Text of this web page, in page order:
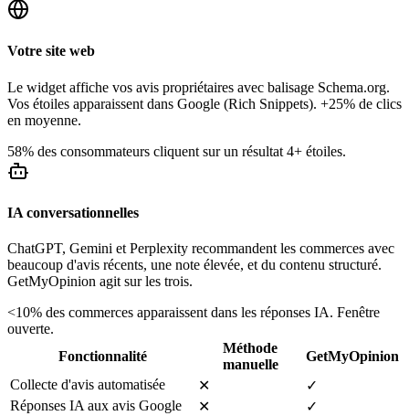
Votre site web
Le widget affiche vos avis propriétaires avec balisage Schema.org.
Vos étoiles apparaissent dans Google (Rich Snippets). +25% de clics
en moyenne.
58% des consommateurs cliquent sur un résultat 4+ étoiles.
IA conversationnelles
ChatGPT, Gemini et Perplexity recommandent les commerces avec
beaucoup d'avis récents, une note élevée, et du contenu structuré.
GetMyOpinion agit sur les trois.
<10% des commerces apparaissent dans les réponses IA. Fenêtre
ouverte.
Fonctionnalité
Méthode
manuelle
GetMyOpinion
Collecte d'avis automatisée
✕
✓
Réponses IA aux avis Google
✕
✓